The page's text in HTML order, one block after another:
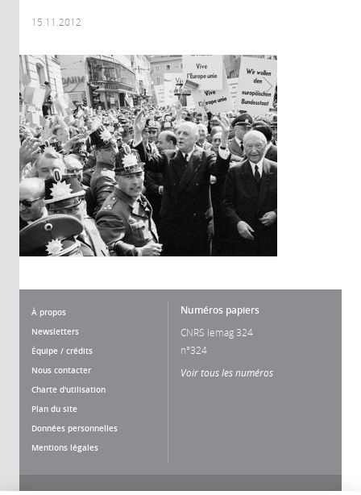
15.11.2012
À propos
Newsletters
Équipe / crédits
Nous contacter
Charte d'utilisation
Plan du site
Données personnelles
Mentions légales
Numéros papiers
CNRS lemag 324
n°324
Voir tous les numéros